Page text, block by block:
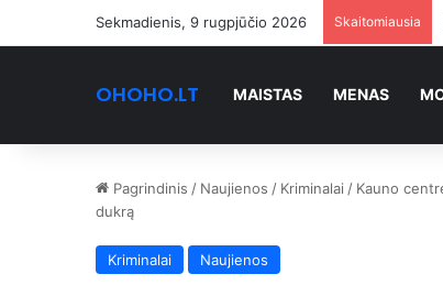
Sekmadienis, 9 rugpjūčio 2026 Skaitomiausia
OHOHO.LT MAISTAS MENAS
Pagrindinis / Naujienos / Kriminalai / Kauno
dukrą
Kriminalai Naujienos